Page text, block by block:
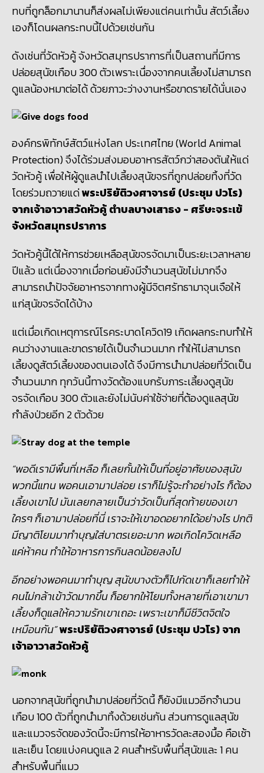
ทบที่ถูกล็อกมานานก็ส่งผลไม่เพียงแต่คนเท่านั้น สัตว์เลี้ยง
เองก็โดนผลกระทบนี้ไปด้วยเช่นกัน
ดังเช่นที่วัดหัวคู้ จังหวัดสมุทรปราการที่เป็นสถานที่มีการ
ปล่อยสุนัขเกือบ 300 ตัวเพราะเนื่องจากคนเลี้ยงไม่สามารถ
ดูแลน้องหมาต่อได้ ด้วยภาวะว่างงานหรือขาดรายได้นั่นเอง
องค์กรพิทักษ์สัตว์แห่งโลก ประเทศไทย(World Animal
Protection) จึงได้ร่วมส่งมอบอาหารสัตว์กว่าสองตันให้แด่
วัดหัวคู้ เพื่อให้ผู้ดูแลนำไปเลี้ยงสุนัขจรที่ถูกปล่อยทิ้งที่วัด
โดยร่วมถวายแด่พระปริยัติวงศาจารย์ (ประชุม ปวโร)
จากเจ้าอาวาสวัดหัวคู้ ตำบลบางเสาธง- ศรีษะจระเข้
จังหวัดสมุทรปราการ
วัดหัวคู้นี้ได้ให้การช่วยเหลือสุนัขจรจัดมาเป็นระยะเวลาหลาย
ปีแล้ว แต่เนื่องจากเมื่อก่อนยังมีจำนวนสุนัขไม่มากจึง
สามารถนำปัจจัยอาหารจากทางผู้มีจิตศรัทธามาจุนเจือให้
แก่สุนัขจรจัดได้บ้าง
แต่เมื่อเกิดเหตุการณ์โรคระบาดโควิด19เกิดผลกระทบทำให้
คนว่างงานและขาดรายได้เป็นจำนวนมาก ทำให้ไม่สามารถ
เลี้ยงดูสัตว์เลี้ยงของตนเองได้ จึงมีการนำมาปล่อยที่วัดเป็น
จำนวนมาก ทุกวันนี้ทางวัดต้องแบกรับภาระเลี้ยงดูสุนัข
จรจัดเกือบ300ตัวและยังไม่นับค่าใช้จ่ายที่ต้องดูแลสุนัข
กำลังป่วยอีก2ตัวด้วย
“พอดีเรามีพื้นที่เหลือ ก็เลยกั้นให้เป็นที่อยู่อาศัยของสุนัข
พวกนี้แทน พอคนเอามาปล่อย เราก็ไม่รู้จะทำอย่างไร ก็ต้อง
เลี้ยงเขาไป มันเลยกลายเป็นว่าวัดเป็นที่สุดท้ายของเขา
ใครๆ ก็เอามาปล่อยที่นี่ เราจะให้เขาอดอยากได้อย่างไร ปกติ
มีญาติโยมมาทำบุญใส่บาตรเยอะมาก พอเกิดโควิดเหลือ
แค่ห้าคน ทำให้อาหารการกินลดน้อยลงไป
อีกอย่างพอคนมาทำบุญ สุนัขบางตัวก็ไปกัดเขาก็เลยทำให้
คนไม่กล้าเข้าวัดมากขึ้น ก็อยากให้โยมทั้งหลายที่เอาเขามา
เลี้ยงก็ดูแลให้ความรักเขาเถอะ เพราะเขาก็มีชีวิตจิตใจ
เหมือนกัน”พระปริยัติวงศาจารย์ (ประชุม ปวโร) จาก
เจ้าอาวาสวัดหัวคู้
นอกจากสุนัขที่ถูกนำมาปล่อยที่วัดนี้ ก็ยังมีแมวอีกจำนวน
เกือบ100ตัวที่ถูกนำมาทิ้งด้วยเช่นกัน ส่วนการดูแลสุนัข
และแมวจรจัดของวัดนี้จะมีการให้อาหารวัดละสองมื้อ คือเช้า
และเย็น โดยแบ่งคนดูแล2คนสำหรับพื้นที่สุนัขและ1คน
สำหรับพื้นที่แมว